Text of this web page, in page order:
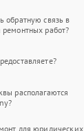
обратную связь в
работ?
располагаются
для юридических